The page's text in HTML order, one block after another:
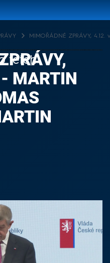
MIMOŘÁDNÉ ZPRÁVY,
fetch
MARTIN